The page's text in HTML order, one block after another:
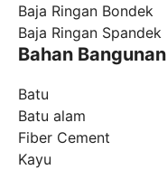
Baja Ringan Bondek
Baja Ringan Spandek
Bahan Bangunan
Batu
Batu alam
Fiber Cement
Kayu